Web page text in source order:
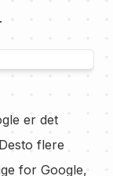
er det
flere
for Google,